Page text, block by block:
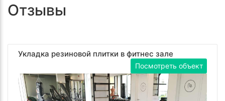
Отзывы
Укладка резиновой плитки в фитнес зале
Посмотреть объект